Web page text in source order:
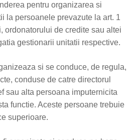
pentru organizarea si
la persoanele prevazute la art. 1
ordonatorului de credite sau altei
gestionarii unitatii respective.
si se conduce, de regula,
conduse de catre directorul
sau alta persoana imputernicita
functie. Aceste persoane trebuie
superioare.